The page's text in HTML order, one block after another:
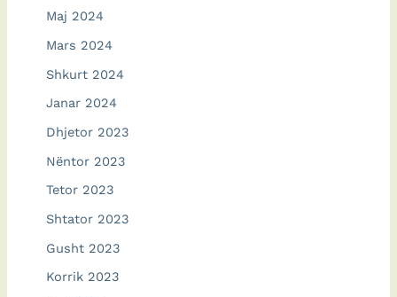
Maj 2024
Mars 2024
Shkurt 2024
Janar 2024
Dhjetor 2023
Nëntor 2023
Tetor 2023
Shtator 2023
Gusht 2023
Korrik 2023